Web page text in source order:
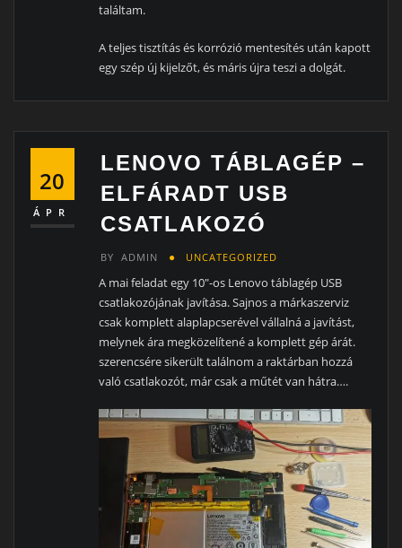
találtam.
A teljes tisztítás és korrózió mentesítés után kapott
egy szép új kijelzőt, és máris újra teszi a dolgát.
20
ÁPR
LENOVO TÁBLAGÉP –
ELFÁRADT USB
CSATLAKOZÓ
BY ADMIN UNCATEGORIZED
A mai feladat egy 10″-os Lenovo táblagép USB
csatlakozójának javítása. Sajnos a márkaszerviz
csak komplett alaplapcserével vállalná a javítást,
melynek ára megközelítené a komplett gép árát.
szerencsére sikerült találnom a raktárban hozzá
való csatlakozót, már csak a műtét van hátra….